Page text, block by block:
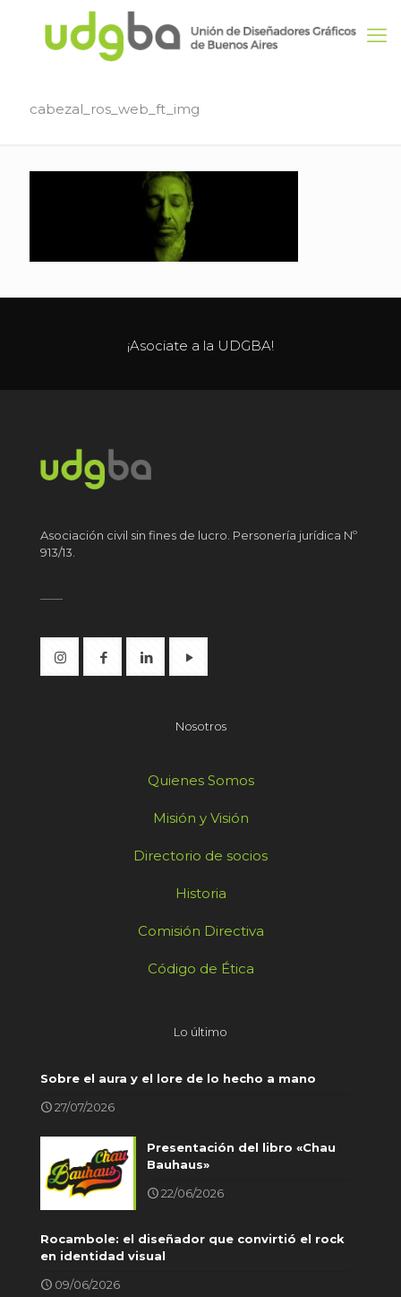
cabezal_ros_web_ft_img
¡Asociate a la UDGBA!
Asociación civil sin fines de lucro. Personería jurídica Nº
913/13.
Nosotros
Quienes Somos
Misión y Visión
Directorio de socios
Historia
Comisión Directiva
Código de Ética
Lo último
Sobre el aura y el lore de lo hecho a mano
27/07/2026
Presentación del libro «Chau
Bauhaus»
22/06/2026
Rocambole: el diseñador que convirtió el rock
en identidad visual
09/06/2026